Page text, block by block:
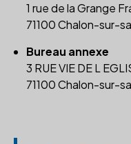
1 rue de la Grange
71100 Chalon-sur-
Bureau annexe
3 RUE VIE DE L
71100 Chalon-sur-